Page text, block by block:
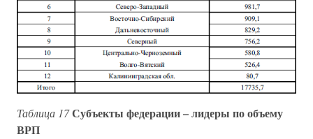
Таблица 17Субъекты федерации – лидеры по объему
ВРП